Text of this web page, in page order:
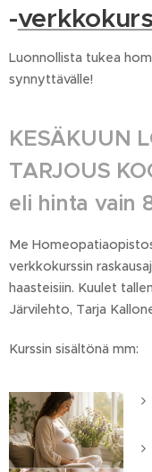
-
Luonnollista tukea
synnyttävälle!
KESÄKUUN
TARJOUS
eli hinta vain
Me
verkkokurssin
haasteisiin. Kuulet
Järvilehto, Tarja
Kurssin sisältönä mm: